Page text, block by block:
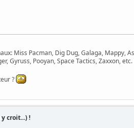
Miss Pacman, Dig Dug, Galaga, Mappy,
Gyruss, Pooyan, Space Tactics, Zaxxon,
?
croit...) !